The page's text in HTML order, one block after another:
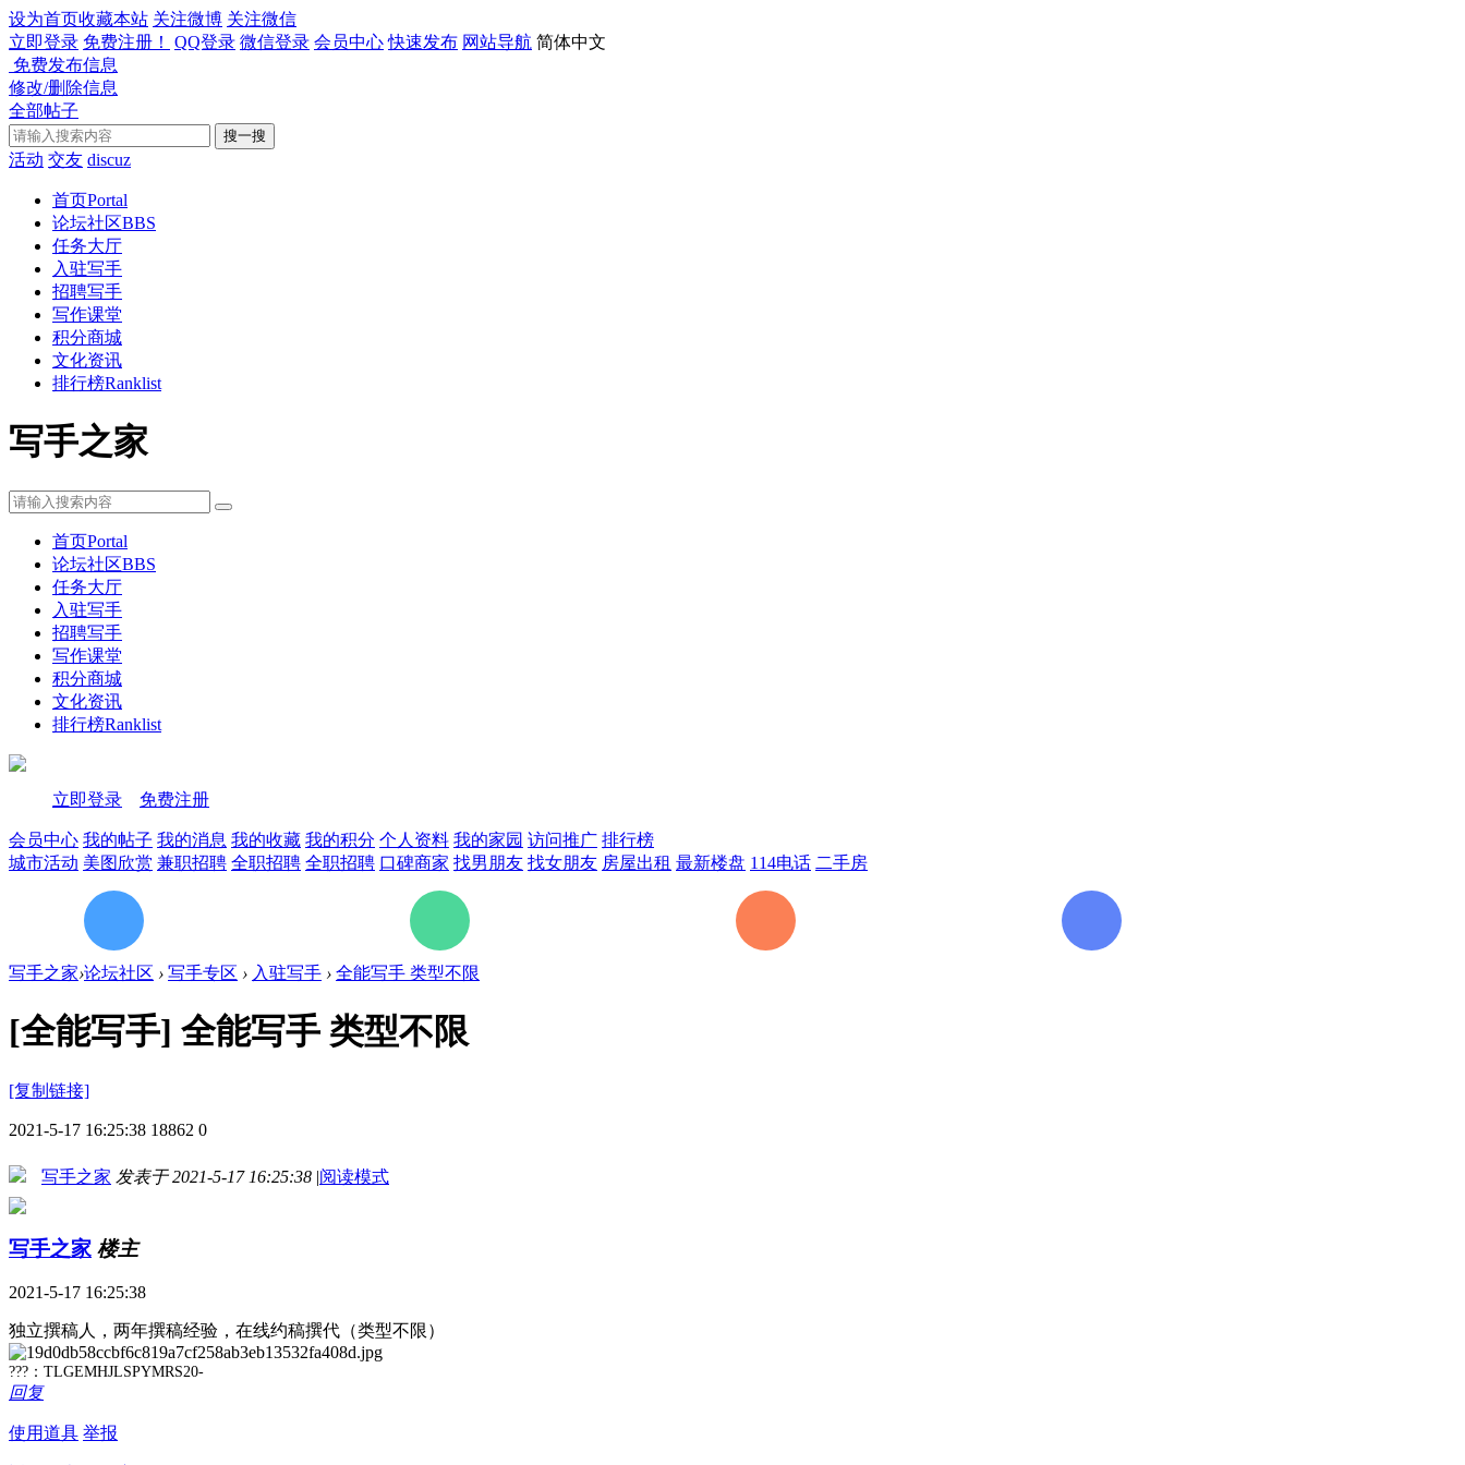
设为首页收藏本站 关注微博 关注微信
立即登录 免费注册！ QQ登录 微信登录 会员中心 快速发布 网站导航 简体中文
免费发布信息
修改/删除信息
全部帖子
搜一搜
活动 交友 discuz
首页Portal
论坛社区BBS
任务大厅
入驻写手
招聘写手
写作课堂
积分商城
文化资讯
排行榜Ranklist
写手之家
首页Portal
论坛社区BBS
任务大厅
入驻写手
招聘写手
写作课堂
积分商城
文化资讯
排行榜Ranklist
立即登录 免费注册
会员中心 我的帖子 我的消息 我的收藏 我的积分 个人资料 我的家园 访问推广 排行榜
城市活动 美图欣赏 兼职招聘 全职招聘 全职招聘 口碑商家 找男朋友 找女朋友 房屋出租 最新楼盘 114电话 二手房
自媒体约稿 出版约稿
征文约稿
直播短视频
企业约稿 其他约稿
自我推荐
原创展示
写手之家›论坛社区 › 写手专区 › 入驻写手 › 全能写手 类型不限
[全能写手] 全能写手 类型不限
[复制链接]
2021-5-17 16:25:38 18862 0
写手之家 发表于 2021-5-17 16:25:38 |阅读模式
写手之家 楼主
2021-5-17 16:25:38
独立撰稿人，两年撰稿经验，在线约稿撰代（类型不限）
???：TLGEMHJLSPYMRS20-
回复
使用道具 举报